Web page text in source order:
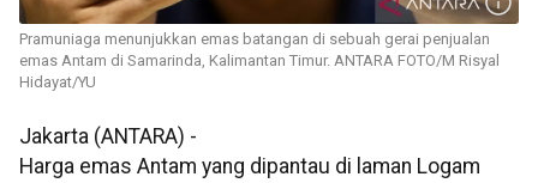
Pramuniaga menunjukkan emas batangan di sebuah gerai penjualan
emas Antam di Samarinda, Kalimantan Timur. ANTARA FOTO/M Risyal
Hidayat/YU
Jakarta (ANTARA) -
Harga emas Antam yang dipantau di laman Logam